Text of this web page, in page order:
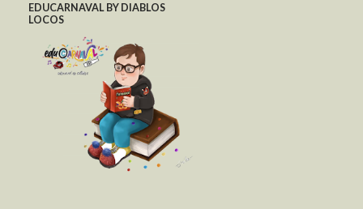
EDUCARNAVAL BY DIABLOS
LOCOS